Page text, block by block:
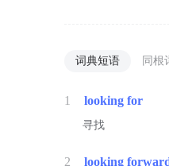
词典短语 同根
1 looking for
寻找
2 looking